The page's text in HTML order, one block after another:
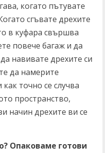
когато пътувате
сгъвате дрехите
в куфара свършва
повече багаж и да
навивате дрехите си
да намерите
точно се случва
пространство,
начин дрехите ви се
Опаковаме готови